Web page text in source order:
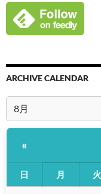
ARCHIVE CALENDAR
«
日 月 火